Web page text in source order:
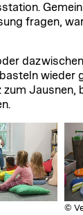
fragen,
wieder
zum Jausnen,
©